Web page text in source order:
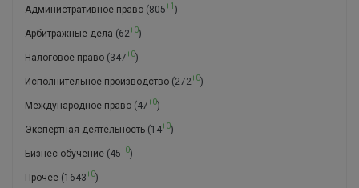
Административное право (805+1 )
Арбитражные дела (62+0)
Налоговое право (347+0)
Исполнительное производство (272+0)
Международное право (47+0)
Экспертная деятельность (14+0)
Бизнес обучение (45+0)
Прочее (1643+0)